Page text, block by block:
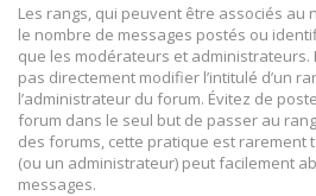
Les rangs, qui peuvent être associés au
le nombre de messages postés ou
que les modérateurs et administrateurs.
pas directement modifier l’intitulé d’un
l’administrateur du forum. Évitez de
forum dans le seul but de passer au
des forums, cette pratique est rarement
(ou un administrateur) peut facilement
messages.